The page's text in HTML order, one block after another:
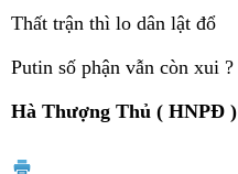
Thất trận thì lo dân lật đổ
Putin số phận vẫn còn xui ?
Hà Thượng Thủ ( HNPĐ )